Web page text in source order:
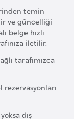
temin
ve güncelliği
belge hızlı
iletilir.
tarafımızca
dış